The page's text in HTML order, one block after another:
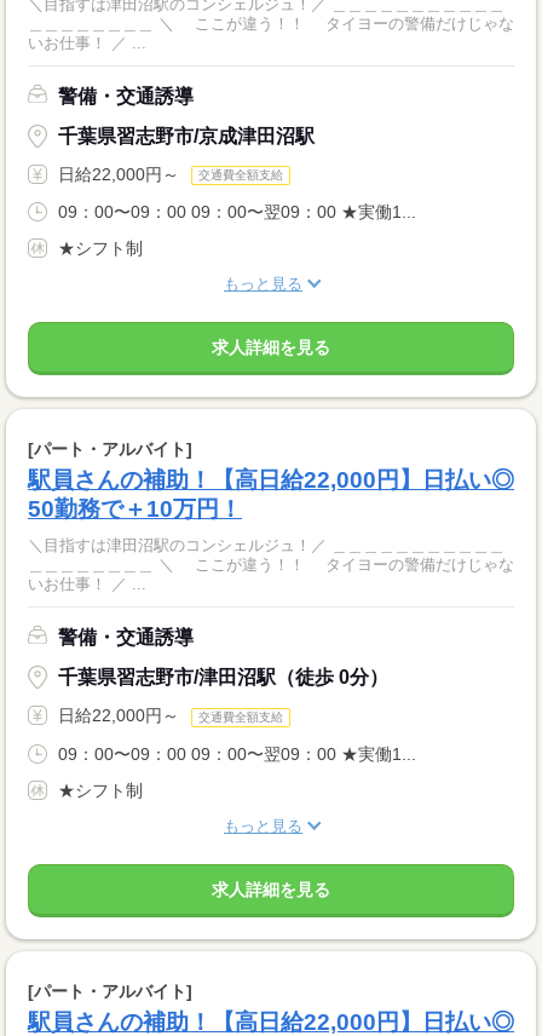
＼目指すは津田沼駅のコンシェルジュ！／ ＿＿＿＿＿＿＿＿＿＿＿
いお仕事！ ／ ...
警備・交通誘導
千葉県習志野市/京成津田沼駅
日給22,000円～ 交通費全額支給
09：00〜09：00 09：00〜翌09：00 ★実働1...
★シフト制
もっと見る
求人詳細を見る
[パート・アルバイト]
駅員さんの補助！【高日給22,000円】日払い◎
50勤務で＋10万円！
＼目指すは津田沼駅のコンシェルジュ！／ ＿＿＿＿＿＿＿＿＿＿＿
いお仕事！ ／ ...
警備・交通誘導
千葉県習志野市/津田沼駅（徒歩 0分）
日給22,000円～ 交通費全額支給
09：00〜09：00 09：00〜翌09：00 ★実働1...
★シフト制
もっと見る
求人詳細を見る
[パート・アルバイト]
駅員さんの補助！【高日給22,000円】日払い◎